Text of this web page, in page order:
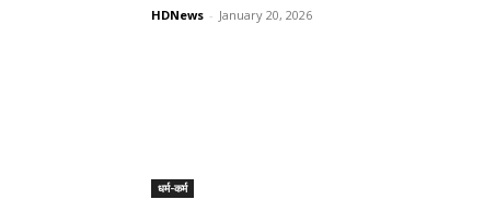
HDNews - January 20, 2026
धर्म-कर्म